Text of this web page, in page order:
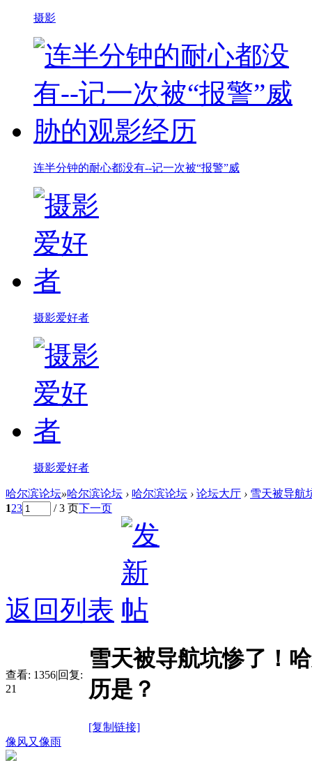
摄影
连半分钟的耐心都没有--记一次被“报警”威
摄影爱好者
摄影爱好者
哈尔滨论坛»哈尔滨论坛 › 哈尔滨论坛 › 论坛大厅 › 雪天被导航
123 / 3 页下一页
返回列表
查看: 1356|回复:
21
雪天被导航坑惨了！
历是？
[复制链接]
像风又像雨